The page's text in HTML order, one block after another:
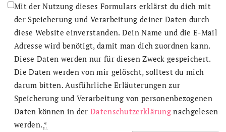
Mit der Nutzung dieses Formulars erklärst du dich mit
der Speicherung und Verarbeitung deiner Daten durch
diese Website einverstanden. Dein Name und die E-Mail
Adresse wird benötigt, damit man dich zuordnen kann.
Diese Daten werden nur für diesen Zweck gespeichert.
Die Daten werden von mir gelöscht, solltest du mich
darum bitten. Ausführliche Erläuterungen zur
Speicherung und Verarbeitung von personenbezogenen
Daten können in derDatenschutzerklärung nachgelesen
werden. *